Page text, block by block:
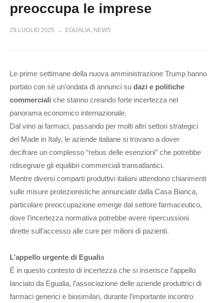
preoccupa le imprese
29 LUGLIO 2025 EGUALIA NEWS
Le prime settimane della nuova amministrazione Trump hanno
portato con sé un’ondata di annunci su dazi e politiche
commerciali che stanno creando forte incertezza nel
panorama economico internazionale.
Dal vino ai farmaci, passando per molti altri settori strategici
del Made in Italy, le aziende italiane si trovano a dover
decifrare un complesso “rebus delle esenzioni” che potrebbe
ridisegnare gli equilibri commerciali transatlantici.
Mentre diversi comparti produttivi italiani attendono chiarimenti
sulle misure protezionistiche annunciate dalla Casa Bianca,
particolare preoccupazione emerge dal settore farmaceutico,
dove l’incertezza normativa potrebbe avere ripercussioni
dirette sull’accesso alle cure per milioni di pazienti.
L’appello urgente di Egualia
È in questo contesto di incertezza che si inserisce l’appello
lanciato da Egualia, l’associazione delle aziende produttrici di
farmaci generici e biosimilari, durante l’importante incontro